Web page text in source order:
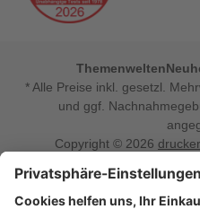
Themenwelten
* Alle Preise inkl. gesetzl.
und ggf.
Copyright © 2026
Vertrag
Druckerzubehoer.de –